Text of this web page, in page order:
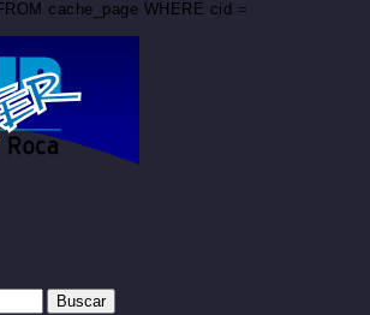
cache_page WHERE cid =